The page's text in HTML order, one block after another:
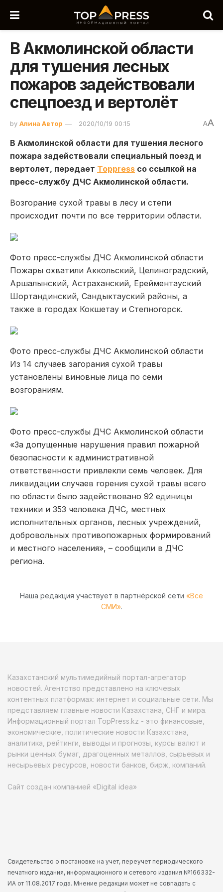
В Акмолинской области
для тушения лесных
пожаров задействовали
спецпоезд и вертолёт
by Алина Автор 2020/10/19 00:15 AA
В Акмолинской области для тушения лесного
пожара задействовали специальный поезд и
вертолет, передает Toppress со ссылкой на
пресс-службу ДЧС Акмолинской области.
Возгорание сухой травы в лесу и степи
происходит почти по все территории области.
Фото пресс-службы ДЧС Акмолинской области
Пожары охватили Аккольский, Целиноградский,
Аршалынский, Астраханский, Ерейментауский
Шортандинский, Сандыктауский районы, а
также в городах Кокшетау и Степногорск.
Фото пресс-службы ДЧС Акмолинской области
Из 14 случаев загорания сухой травы
установлены виновные лица по семи
возгораниям.
Фото пресс-службы ДЧС Акмолинской области
«За допущенные нарушения правил пожарной
безопасности к административной
ответственности привлекли семь человек. Для
ликвидации случаев горения сухой травы всего
по области было задействовано 92 единицы
техники и 353 человека ДЧС, местных
исполнительных органов, лесных учреждений,
добровольных противопожарных формирований
и местного населения», – сообщили в ДЧС
региона.
Наша редакция участвует в партнёрской сети «Все
СМИ».
Казахстанский мультимедийный портал-агрегатор
новостей. Агентство представлено на ключевых
контентных платформах: интернет и социальные сети. Мы
представляем главные новости Казахстана, СНГ и мира.
Информационный портал TopPress.kz - это финансовые,
экономические, политические новости Казахстана,
аналитика, рейтинги, выводы и прогнозы, курсы валют и
рынки ценных бумаг, драгоценных металлов, сырьевых и
несырьевых ресурсов, новости банков, бирж, компаний.
Сайт создан компанией «Digital idea»
Свидетельство о постановке на учет, переучет периодического
печатного издания, информационного и сетевого издания №166332-
ИА от 11.08.2017 года. Мнение редакции может не совпадать с